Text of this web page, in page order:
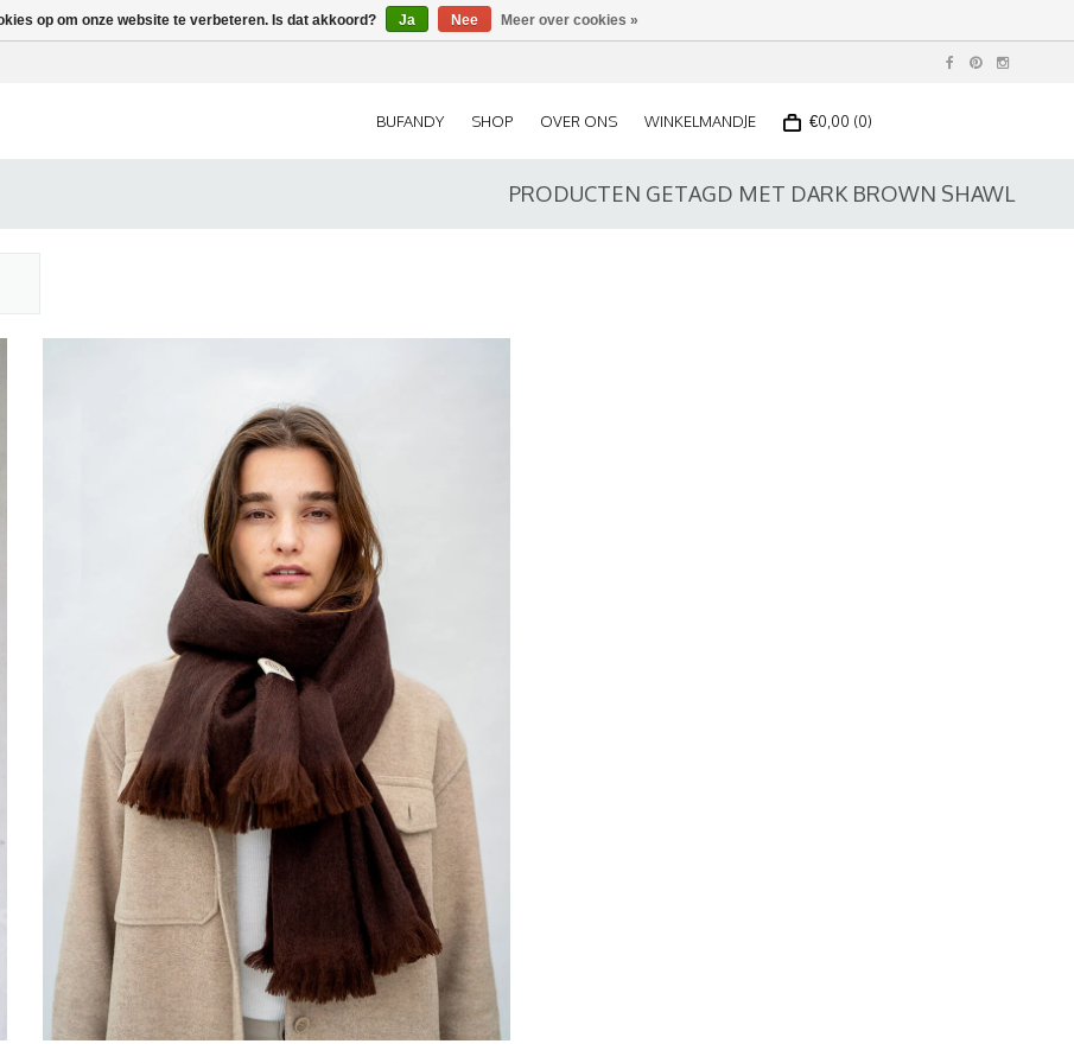
BUFANDY SHOP OVER ONS WINKELMANDJE €0,00 (0)
PRODUCTEN GETAGD MET DARK BROWN SHAWL
op om onze website te verbeteren. Is dat akkoord? Ja Nee Meer over cookies »